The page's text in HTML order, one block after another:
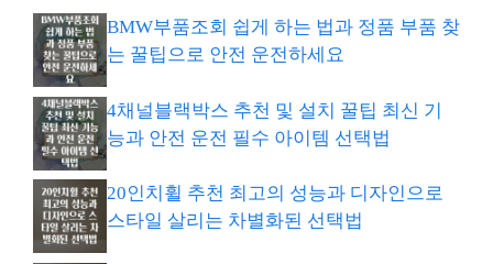
BMW부품조회 쉽게 하는 법과 정품 부품 찾
는 꿀팁으로 안전 운전하세요
4채널블랙박스 추천 및 설치 꿀팁 최신 기
능과 안전 운전 필수 아이템 선택법
20인치휠 추천 최고의 성능과 디자인으로
스타일 살리는 차별화된 선택법